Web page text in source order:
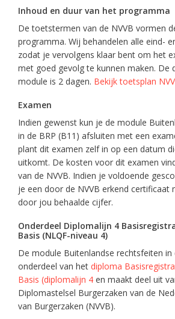
Inhoud en duur van het programma
De toetstermen van de NVVB vormen
programma. Wij behandelen alle eind-
zodat je vervolgens klaar bent om het
met goed gevolg te kunnen maken. De
module is 2 dagen. Bekijk toetsplan
Examen
Indien gewenst kun je de module
in de BRP (B11) afsluiten met een
plant dit examen zelf in op een datum
uitkomt. De kosten voor dit examen
van de NVVB. Indien je voldoende
je een door de NVVB erkend certificaat
door jou behaalde cijfer.
Onderdeel Diplomalijn 4
Basis (NLQF-niveau 4)
De module Buitenlandse rechtsfeiten in
onderdeel van het diploma
Basis (diplomalijn 4 en maakt deel uit
Diplomastelsel Burgerzaken van de
van Burgerzaken (NVVB).